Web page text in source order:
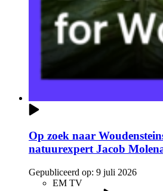
Op zoek naar
natuurexpert Jacob
Gepubliceerd op: 9 juli 2026
EM TV